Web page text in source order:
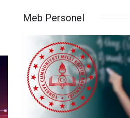
Meb Personel